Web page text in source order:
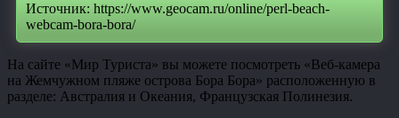
Источник: https://www.geocam.ru/online/perl-beach-
webcam-bora-bora/
На сайте «Мир Туриста» вы можете посмотреть «Веб-камера
на Жемчужном пляже острова Бора Бора» расположенную в
разделе: Австралия и Океания, Французская Полинезия.